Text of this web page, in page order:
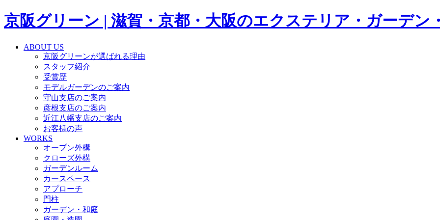
京阪グリーン | 滋賀・京都・大阪のエクステリア・ガーデン
ABOUT US
京阪グリーンが選ばれる理由
スタッフ紹介
受賞歴
モデルガーデンのご案内
守山支店のご案内
彦根支店のご案内
近江八幡支店のご案内
お客様の声
WORKS
オープン外構
クローズ外構
ガーデンルーム
カースペース
アプローチ
門柱
ガーデン・和庭